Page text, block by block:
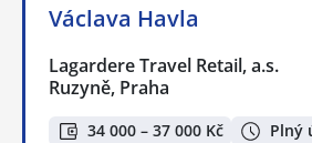
Václava Havla
Lagardere Travel Retail, a.s.
Ruzyně, Praha
34 000 – 37 000 Kč
Plný